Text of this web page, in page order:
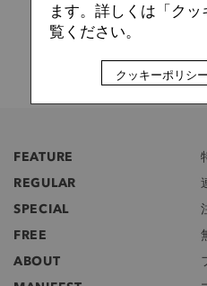
FEATURE
REGULAR
SPECIAL
FREE
ABOUT
ます。詳しくは「ク
覧ください。
クッキーポリシー